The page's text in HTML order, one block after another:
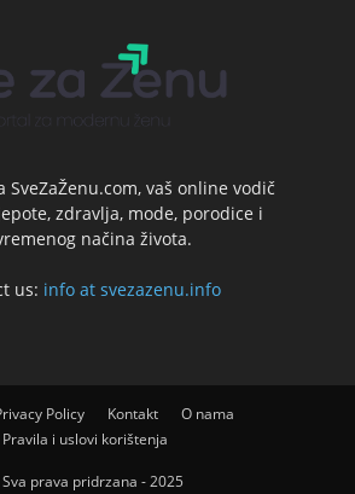
SveZaŽenu.com, vaš online vodič
zdravlja, mode, porodice i
načina života.
us: info at svezazenu.info
Policy Kontakt
O nama
Pravila i uslovi korištenja
prava pridrzana - 2025